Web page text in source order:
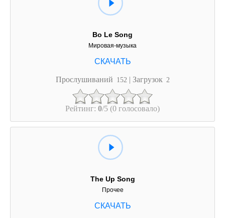
Bo Le Song
Мировая-музыка
Прослушиваний 152 | Загрузок 2
Рейтинг: 0/5 (0 голосовало)
The Up Song
Прочее